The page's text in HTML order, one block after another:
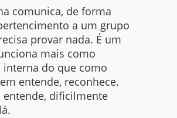
comunica, de forma
a um grupo
provar nada. É um
mais como
interna do que como
entende, reconhece.
entende, dificilmente